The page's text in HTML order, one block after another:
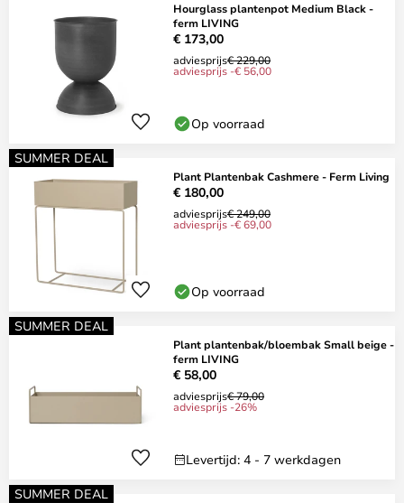
Hourglass plantenpot Medium Black -
ferm LIVING
€ 173,00
adviesprijs€ 229,00
adviesprijs -€ 56,00
Op voorraad
SUMMER DEAL
Plant Plantenbak Cashmere - Ferm Living
€ 180,00
adviesprijs€ 249,00
adviesprijs -€ 69,00
Op voorraad
SUMMER DEAL
Plant plantenbak/bloembak Small beige -
ferm LIVING
€ 58,00
adviesprijs€ 79,00
adviesprijs -26%
Levertijd: 4 - 7 werkdagen
SUMMER DEAL